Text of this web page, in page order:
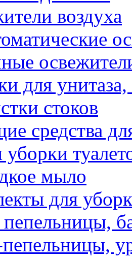
воздуха
для
стоков
средства
мыло
для